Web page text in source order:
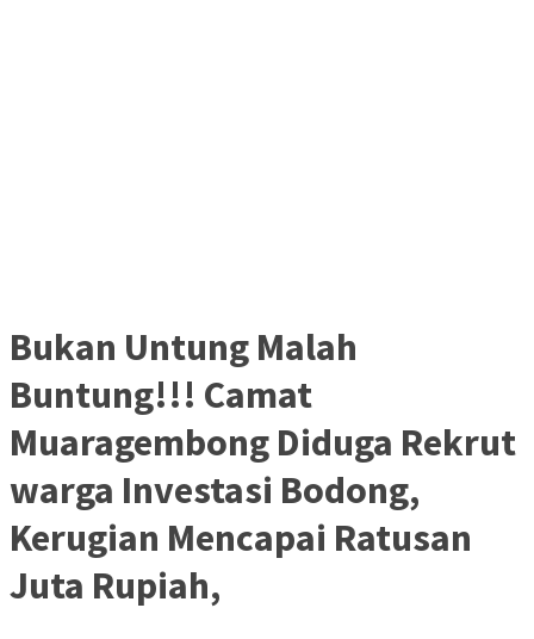
Bukan Untung Malah
Buntung!!! Camat
Muaragembong Diduga Rekrut
warga Investasi Bodong,
Kerugian Mencapai Ratusan
Juta Rupiah,